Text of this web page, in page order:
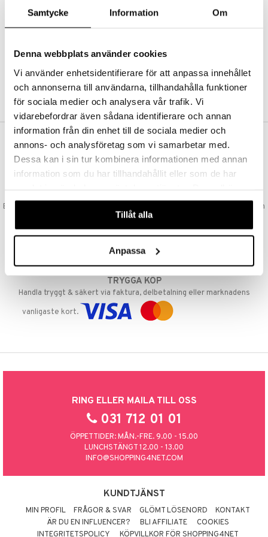
Samtycke Information Om
Denna webbplats använder cookies
Vi använder enhetsidentifierare för att anpassa innehållet
och annonserna till användarna, tillhandahålla funktioner
för sociala medier och analysera vår trafik. Vi
vidarebefordrar även sådana identifierare och annan
information från din enhet till de sociala medier och
annons- och analysföretag som vi samarbetar med.
Dessa kan i sin tur kombinera informationen med annan
information som du har tillhandahållit eller som de har
våra cookies vid fortsatt användande av vår webbplats.
Tillåt alla
Anpassa
Abonnemang
Bevaka produkter
Recensera produkter
SKAPA KUND
VAD KOSTAR FRAKTEN?
Vi erbjuder fri frakt från 350 kr. Vår gräns för fraktfri leverans bestäms
utifån vilken avdelning du handlar från. Läs mer här »
Beställningar lagda före 14:00 (gäller varor i lager) skickas normalt ut från
oss samma dag.
GODKÄND AV LÄKEMEDELSVERKET
EU-logotypen är symbolen som visar att vi är godkända av
TRYGGA KÖP
Handla tryggt & säkert via faktura, delbetalning eller marknadens
vanligaste kort.
RING ELLER MAILA TILL OSS
031 712 01 01
ÖPPETTIDER: MÅN.-FRE. 9.00 - 15.00
LUNCHSTÄNGT 12.00 - 13.00
INFO@SHOPPING4NET.COM
KUNDTJÄNST
MIN PROFIL FRÅGOR & SVAR GLÖMT LÖSENORD
KONTAKT
ÄR DU EN INFLUENCER?
BLI AFFILIATE
COOKIES
INTEGRITETSPOLICY
KÖPVILLKOR FÖR SHOPPING4NET